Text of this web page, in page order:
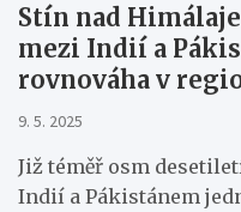
Stín nad
mezi Indií a
rovnováha v
9. 5. 2025
Již téměř osm
Indií a Pákistánem